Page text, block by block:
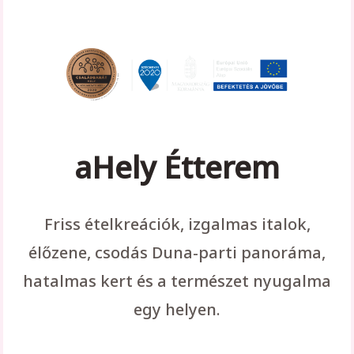
aHely Étterem
Friss ételkreációk, izgalmas italok,
élőzene, csodás Duna-parti panoráma,
hatalmas kert és a természet nyugalma
egy helyen.